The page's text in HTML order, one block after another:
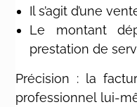
Il s’agit d’une
Le montant
prestation de
Précision : la
professionnel lui-